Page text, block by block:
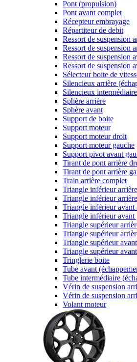
Pont (propulsion)
Pont avant complet
Récepteur embrayage
Répartiteur de debit
Ressort de suspension
Ressort de suspension
Ressort de suspension
Ressort de suspension
Sélecteur boite de
Silencieux arrière
Silencieux
Sphère arrière
Sphère avant
Support de boite
Support moteur
Support moteur droit
Support moteur gauche
Support pivot avant
Tirant de pont arrière
Tirant de pont arrière
Train arrière complet
Triangle inférieur
Triangle inférieur
Triangle inférieur avant
Triangle inférieur avant
Triangle supérieur
Triangle supérieur
Triangle supérieur
Triangle supérieur
Tringlerie boite
Tube avant
Tube intermédiaire
Vérin de suspension
Vérin de suspension
Volant moteur